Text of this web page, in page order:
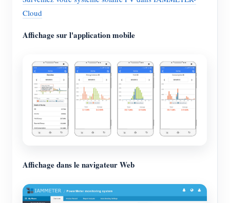
Cloud
Affichage sur l'application mobile
Affichage dans le navigateur Web